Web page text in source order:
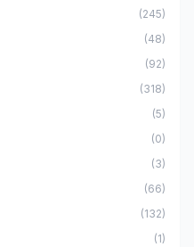
(245)
(48)
(92)
(318)
(5)
(0)
(3)
(66)
(132)
(1)